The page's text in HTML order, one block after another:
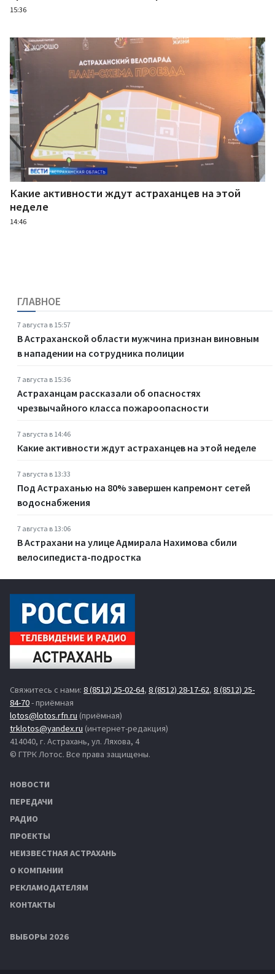
15:36
Какие активности ждут астраханцев на этой
неделе
14:46
ГЛАВНОЕ
7 августа в 15:57
В Астраханской области мужчина признан виновным
в нападении на сотрудника полиции
7 августа в 15:36
Астраханцам рассказали об опасностях
чрезвычайного класса пожароопасности
7 августа в 14:46
Какие активности ждут астраханцев на этой неделе
7 августа в 13:33
Под Астраханью на 80% завершен капремонт сетей
водоснабжения
7 августа в 13:06
В Астрахани на улице Адмирала Нахимова сбили
велосипедиста-подростка
Свяжитесь с нами: 8 (8512) 25-02-64, 8 (8512) 28-17-62, 8 (8512) 25-
84-70- приёмная
lotos@lotos.rfn.ru (приёмная)
trklotos@yandex.ru (интернет-редакция)
414040, г. Астрахань, ул. Ляхова, 4
© ГТРК Лотос. Все права защищены.
НОВОСТИ
ПЕРЕДАЧИ
РАДИО
ПРОЕКТЫ
НЕИЗВЕСТНАЯ АСТРАХАНЬ
О КОМПАНИИ
РЕКЛАМОДАТЕЛЯМ
КОНТАКТЫ
ВЫБОРЫ 2026